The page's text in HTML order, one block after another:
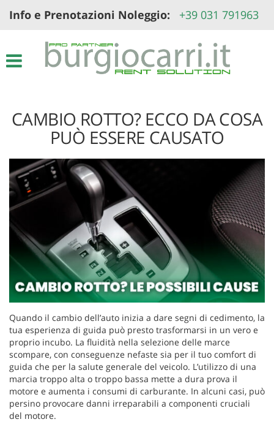
Info e Prenotazioni Noleggio: +39 031 791963
CAMBIO ROTTO? ECCO DA COSA
PUÒ ESSERE CAUSATO
Quando il cambio dell’auto inizia a dare segni di cedimento, la
tua esperienza di guida può presto trasformarsi in un vero e
proprio incubo. La fluidità nella selezione delle marce
scompare, con conseguenze nefaste sia per il tuo comfort di
guida che per la salute generale del veicolo. L’utilizzo di una
marcia troppo alta o troppo bassa mette a dura prova il
motore e aumenta i consumi di carburante. In alcuni casi, può
persino provocare danni irreparabili a componenti cruciali
del motore.
Le
preferenze
di
consenso
pannello
consente
di
esprimere
le
tue
preferenze
consenso
alle
tecnologie
di
tracciamento
che
adottiamo
per
offrire
le
funzionalità
e
svolgere
le
attività
di